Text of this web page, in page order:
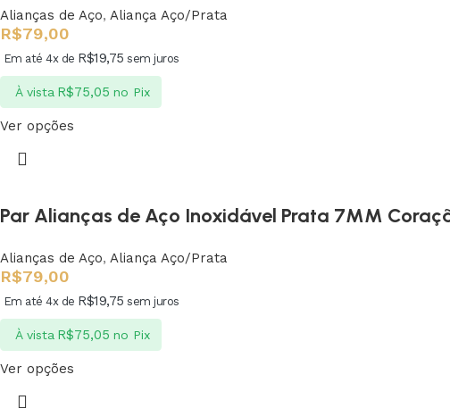
Alianças de Aço, Aliança Aço/Prata
R$79,00
Em até 4x de R$19,75 sem juros
À vista R$75,05 no Pix
Ver opções
Par Alianças de Aço Inoxidável Prata 7MM
Alianças de Aço, Aliança Aço/Prata
R$79,00
Em até 4x de R$19,75 sem juros
À vista R$75,05 no Pix
Ver opções